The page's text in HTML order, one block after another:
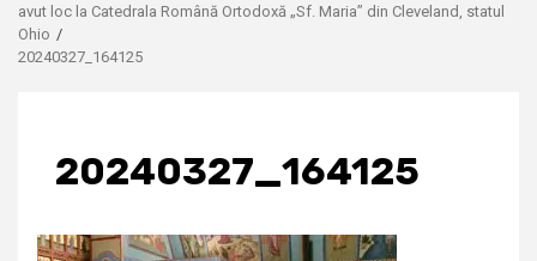
avut loc la Catedrala Română Ortodoxă „Sf. Maria” din Cleveland, statul
Ohio
20240327_164125
20240327_164125